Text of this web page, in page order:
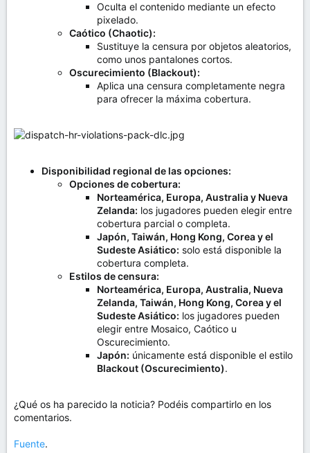
Oculta el contenido mediante un efecto
pixelado.
Caótico (Chaotic):
Sustituye la censura por objetos aleatorios,
como unos pantalones cortos.
Oscurecimiento (Blackout):
Aplica una censura completamente negra
para ofrecer la máxima cobertura.
Disponibilidad regional de las opciones:
Opciones de cobertura:
Norteamérica, Europa, Australia y Nueva
Zelanda: los jugadores pueden elegir entre
cobertura parcial o completa.
Japón, Taiwán, Hong Kong, Corea y el
Sudeste Asiático: solo está disponible la
cobertura completa.
Estilos de censura:
Norteamérica, Europa, Australia, Nueva
Zelanda, Taiwán, Hong Kong, Corea y el
Sudeste Asiático: los jugadores pueden
elegir entre Mosaico, Caótico u
Oscurecimiento.
Japón: únicamente está disponible el estilo
Blackout (Oscurecimiento).
¿Qué os ha parecido la noticia? Podéis compartirlo en los
comentarios.
Fuente.